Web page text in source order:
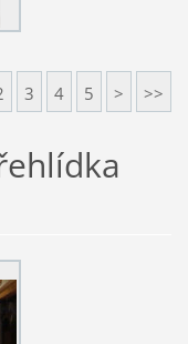
3 4 5 > >>